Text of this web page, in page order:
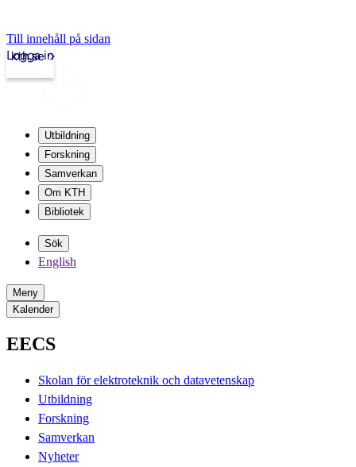
Till innehåll på sidan
kth.se
Logga in
Utbildning
Forskning
Samverkan
Om KTH
Bibliotek
Sök
English
Meny
Kalender
EECS
Skolan för elektroteknik och datavetenskap
Utbildning
Forskning
Samverkan
Nyheter